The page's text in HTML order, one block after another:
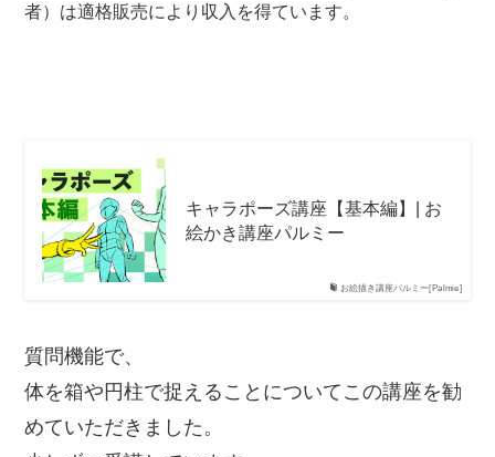
者）は適格販売により収入を得ています。
お絵描き講座パルミー[Palmie]
キャラポーズ講座【基本編】| お
絵かき講座パルミー
質問機能で、
体を箱や円柱で捉えることについてこの講座を勧
めていただきました。